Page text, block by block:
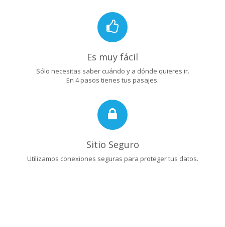
Es muy fácil
Sólo necesitas saber cuándo y a dónde quieres ir.
En 4 pasos tienes tus pasajes.
Sitio Seguro
Utilizamos conexiones seguras para proteger tus datos.